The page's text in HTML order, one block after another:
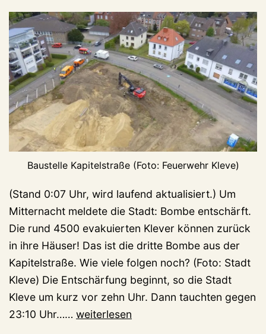
Baustelle Kapitelstraße (Foto: Feuerwehr Kleve)
(Stand 0:07 Uhr, wird laufend aktualisiert.) Um
Mitternacht meldete die Stadt: Bombe entschärft.
Die rund 4500 evakuierten Klever können zurück
in ihre Häuser! Das ist die dritte Bombe aus der
Kapitelstraße. Wie viele folgen noch? (Foto: Stadt
Kleve) Die Entschärfung beginnt, so die Stadt
Kleve um kurz vor zehn Uhr. Dann tauchten gegen
23:10 Uhr…… Kapitelstraße:
weiterlesen